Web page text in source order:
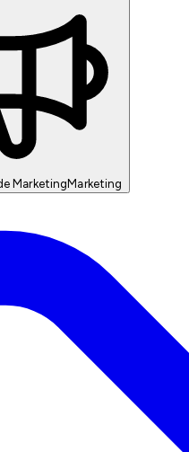
MarketingMarketing